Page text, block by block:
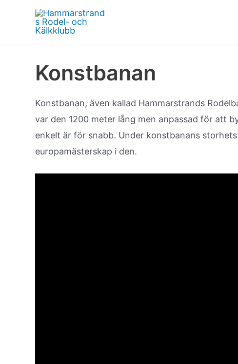
Konstbanan
Konstbanan, även kallad Hammarstrands
var den 1200 meter lång men anpassad för att
enkelt är för snabb. Under konstbanans
europamästerskap i den.